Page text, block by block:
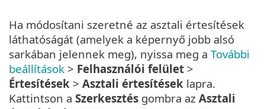
Ha módosítani szeretné az asztali értesítések
láthatóságát (amelyek a képernyő jobb alsó
sarkában jelennek meg), nyissa meg a További
beállítások > Felhasználói felület >
Értesítések > Asztali értesítések lapra.
Kattintson a Szerkesztés gombra az Asztali